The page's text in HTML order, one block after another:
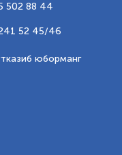
502 88 44
52 45/46
юборманг